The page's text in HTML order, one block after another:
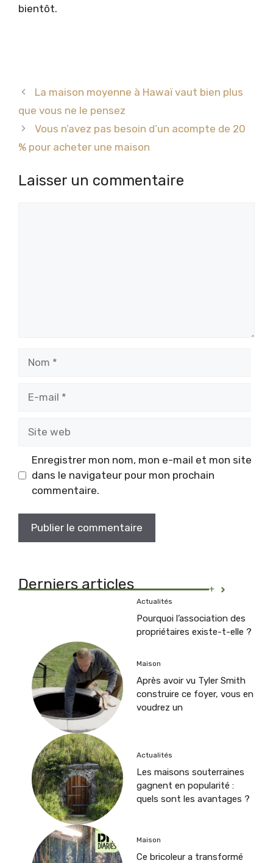
bientôt.
La maison moyenne à Hawaï vaut bien plus
que vous ne le pensez
Vous n’avez pas besoin d’un acompte de 20
% pour acheter une maison
Laisser un commentaire
mail
web
Enregistrer mon nom, mon e-mail et mon site
dans le navigateur pour mon prochain
commentaire.
Derniers articles +
Actualités
Pourquoi l’association des
propriétaires existe-t-elle ?
Maison
Après avoir vu Tyler Smith
construire ce foyer, vous en
voudrez un
Actualités
Les maisons souterraines
gagnent en popularité :
quels sont les avantages ?
Maison
Ce bricoleur a transformé